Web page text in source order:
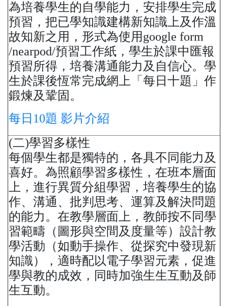
為培養學生的自學能力，安排學生完成
預習，把已學知識建構新知識上及作溫
故知新之用，形式為使用google form
/nearpod/預習工作紙，學生於課中匯報
預習所得，培養溝通能力及自信心。學
生於課後恆常完成網上「每日十題」作
鍛煉及鞏固。
每日10題 影片介紹
(二)學習多樣性
每個學生都是獨特的，各具不同能力及
喜好。為照顧學習多樣性，在班本層面
上，進行異質分組學習，培養學生的協
作、溝通、批判思考、運算及解決問題
的能力。在教學層面上，教師按不同學
習範疇（圖形與空間及度量等）設計教
學活動（如動手操作、從探究中發現新
知識），適時配以電子學習元素，促進
學與教的成效，同時加強生生互動及師
生互動。